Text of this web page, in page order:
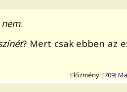
.
? Mert csak ebben az
Előzmény: [709]